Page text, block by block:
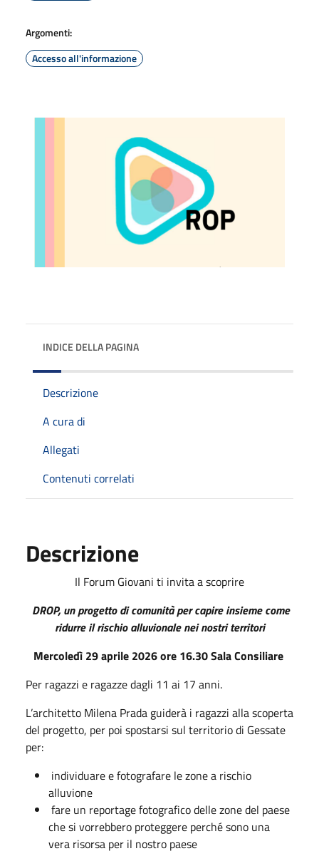
Argomenti:
Accesso all'informazione
INDICE DELLA PAGINA
Descrizione
A cura di
Allegati
Contenuti correlati
Descrizione
Il Forum Giovani ti invita a scoprire
DROP, un progetto di comunità per capire insieme come
ridurre il rischio alluvionale nei nostri territori
Mercoledì 29 aprile 2026 ore 16.30 Sala Consiliare
Per ragazzi e ragazze dagli 11 ai 17 anni.
L’architetto Milena Prada guiderà i ragazzi alla scoperta
del progetto, per poi spostarsi sul territorio di Gessate
per:
individuare e fotografare le zone a rischio
alluvione
fare un reportage fotografico delle zone del paese
che si vorrebbero proteggere perché sono una
vera risorsa per il nostro paese